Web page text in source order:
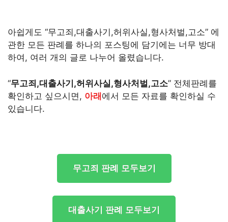
아쉽게도 “무고죄,대출사기,허위사실,형사처벌,고소” 에
관한 모든 판례를 하나의 포스팅에 담기에는 너무 방대
하여, 여러 개의 글로 나누어 올렸습니다.
“무고죄,대출사기,허위사실,형사처벌,고소” 전체판례를
확인하고 싶으시면, 아래에서 모든 자료를 확인하실 수
있습니다.
무고죄 판례 모두보기
대출사기 판례 모두보기